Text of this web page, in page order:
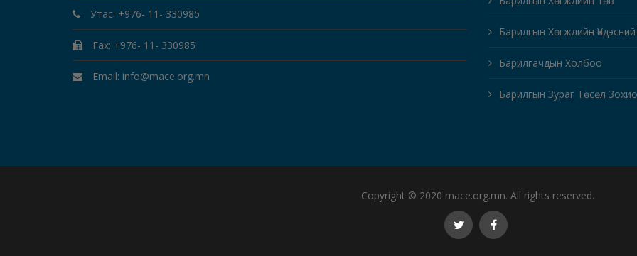
Утас: +976- 11- 330985
Fax: +976- 11- 330985
Email: info@mace.org.mn
Барилгын Хөгжлийн
Барилгачдын Холбоо
Барилгын Зураг Төсөл
Copyright © 2020 mace.org.mn. All rights reserved.